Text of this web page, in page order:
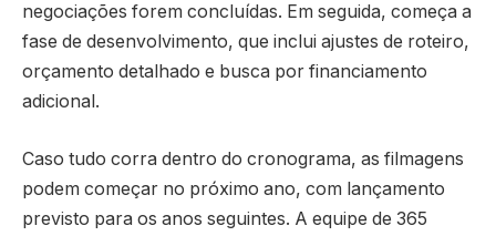
negociações forem concluídas. Em seguida, começa a
fase de desenvolvimento, que inclui ajustes de roteiro,
orçamento detalhado e busca por financiamento
adicional.
Caso tudo corra dentro do cronograma, as filmagens
podem começar no próximo ano, com lançamento
previsto para os anos seguintes. A equipe de 365